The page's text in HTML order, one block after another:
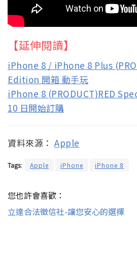
【延伸閱讀】
iPhone 8 / iPhone 8 Plus
Edition 開箱 動手玩
iPhone 8 (PRODUCT)RED
10 日開始訂購
資料來源： Apple
Tags: Apple iPhone iPhone 8
您也許會喜歡：
立達合法徵信社-讓您安心的選擇